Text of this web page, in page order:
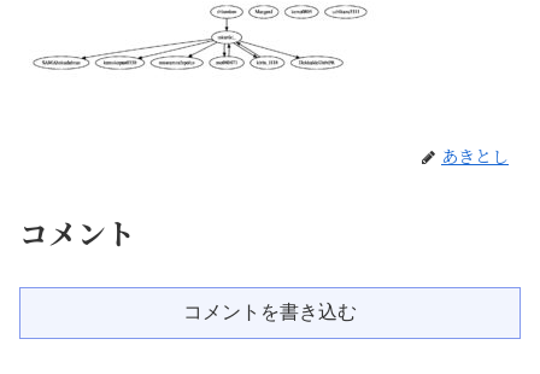
あきとし
コメント
コメントを書き込む